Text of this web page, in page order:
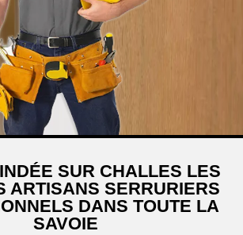
SUR CHALLES LES
ARTISANS SERRURIERS
DANS TOUTE LA
SAVOIE